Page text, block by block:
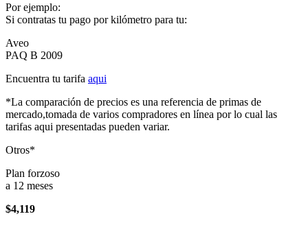
Por ejemplo:
Si contratas tu pago por kilómetro para tu:
Aveo
PAQ B 2009
Encuentra tu tarifa aqui
*La comparación de precios es una referencia de primas de
mercado,tomada de varios compradores en línea por lo cual las
tarifas aqui presentadas pueden variar.
Otros*
Plan forzoso
a 12 meses
$4,119